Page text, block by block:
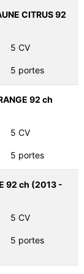
CITRUS 92
5 CV
5 portes
92 ch
5 CV
5 portes
92 ch (2013 -
5 CV
5 portes